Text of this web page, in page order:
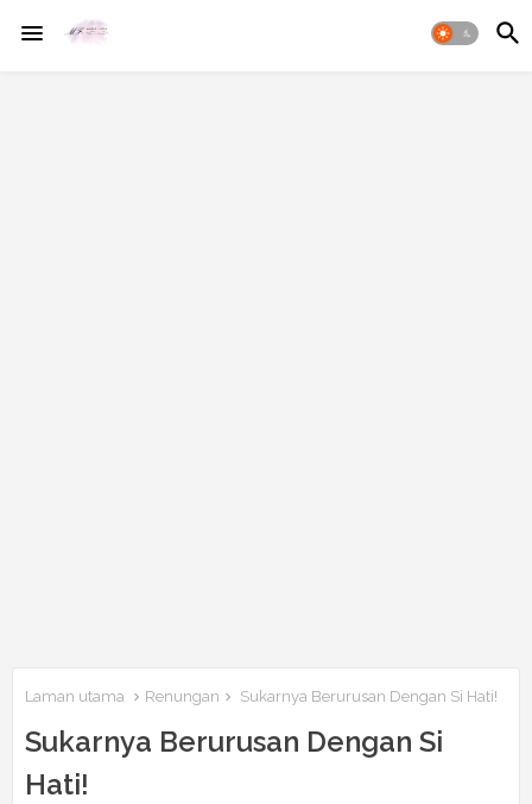
Laman utama Renungan Sukarnya Berurusan Dengan Si Hati!
Sukarnya Berurusan Dengan Si
Hati!